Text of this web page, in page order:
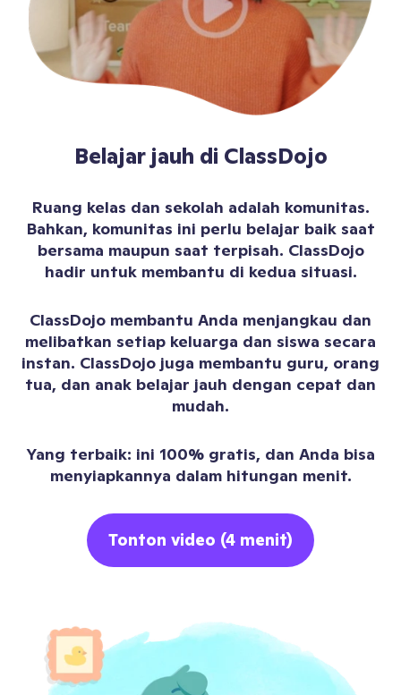
Belajar jauh di ClassDojo
Ruang kelas dan sekolah adalah komunitas.
Bahkan, komunitas ini perlu belajar baik saat
bersama maupun saat terpisah. ClassDojo
hadir untuk membantu di kedua situasi.
ClassDojo membantu Anda menjangkau dan
melibatkan setiap keluarga dan siswa secara
instan. ClassDojo juga membantu guru, orang
tua, dan anak belajar jauh dengan cepat dan
mudah.
Yang terbaik: ini 100% gratis, dan Anda bisa
menyiapkannya dalam hitungan menit.
Tonton video (4 menit)